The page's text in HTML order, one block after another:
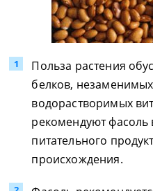
Польза растения
белков,
водорастворимых
рекомендуют фасоль
питательного
происхождения.